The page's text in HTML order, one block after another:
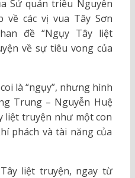
Sử quán triều Nguyễn
về các vị vua Tây Sơn
đề “Ngụy Tây liệt
về sự tiêu vong của
là “ngụy”, nhưng hình
Trung – Nguyễn Huệ
liệt truyện như một con
phách và tài năng của
liệt truyện, ngay từ